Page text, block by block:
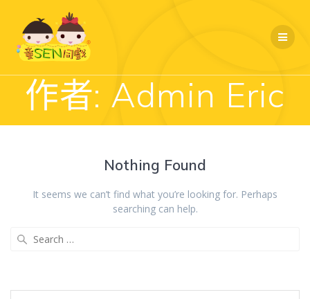
作者: Admin Eric
Nothing Found
It seems we can’t find what you’re looking for. Perhaps
searching can help.